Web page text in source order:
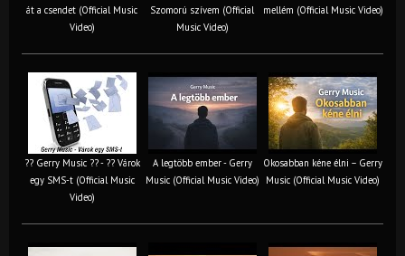
át a csendet (Official Music
Video)
Szomorú szívem (Official
Music Video)
mellém (Official Music Video)
?? Gerry Music ?? - ?? Várok
egy SMS-t (Official Music
Video)
A legtöbb ember - Gerry
Music (Official Music Video)
Okosabban kéne élni – Gerry
Music (Official Music Video)